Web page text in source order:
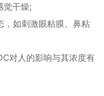
觉干燥;
，如刺激眼粘膜、鼻粘
对人的影响与其浓度有